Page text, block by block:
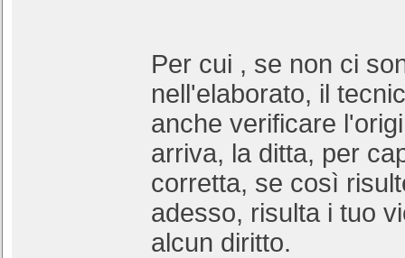
Per cui , se non ci
nell'elaborato, il
anche verificare
arriva, la ditta, per
corretta, se così
adesso, risulta i tuo
alcun diritto.